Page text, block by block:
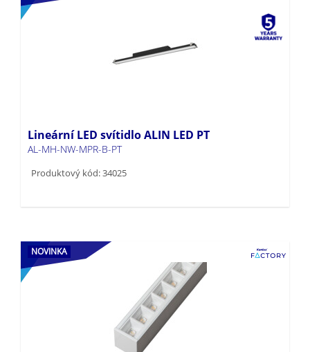
Lineární LED svítidlo ALIN LED PT
AL-MH-NW-MPR-B-PT
Produktový kód: 34025
NOVINKA